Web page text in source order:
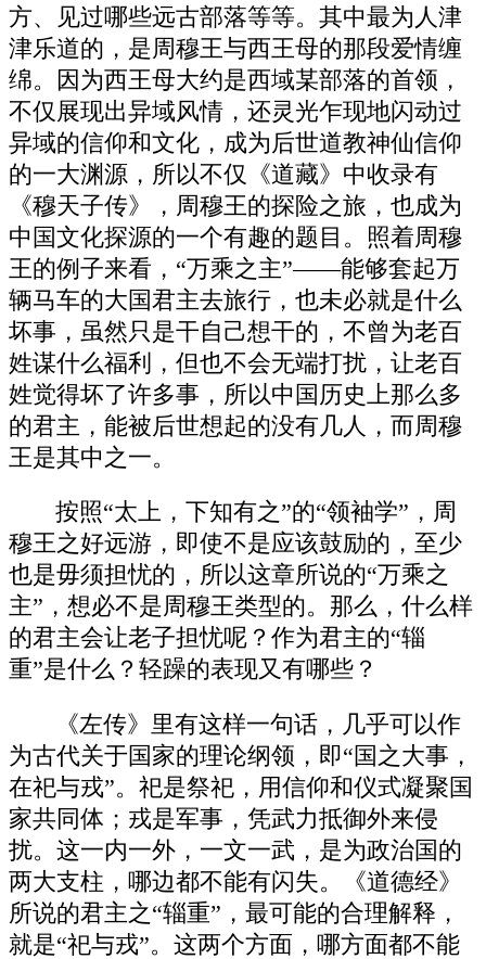
方、见过哪些远古部落等等。其中最为人津
津乐道的，是周穆王与西王母的那段爱情缠
绵。因为西王母大约是西域某部落的首领，
不仅展现出异域风情，还灵光乍现地闪动过
异域的信仰和文化，成为后世道教神仙信仰
的一大渊源，所以不仅《道藏》中收录有
《穆天子传》，周穆王的探险之旅，也成为
中国文化探源的一个有趣的题目。照着周穆
王的例子来看，“万乘之主”——能够套起万
辆马车的大国君主去旅行，也未必就是什么
坏事，虽然只是干自己想干的，不曾为老百
姓谋什么福利，但也不会无端打扰，让老百
姓觉得坏了许多事，所以中国历史上那么多
的君主，能被后世想起的没有几人，而周穆
王是其中之一。
按照“太上，下知有之”的“领袖学”，周
穆王之好远游，即使不是应该鼓励的，至少
也是毋须担忧的，所以这章所说的“万乘之
主”，想必不是周穆王类型的。那么，什么样
的君主会让老子担忧呢？作为君主的“辎
重”是什么？轻躁的表现又有哪些？
《左传》里有这样一句话，几乎可以作
为古代关于国家的理论纲领，即“国之大事，
在祀与戎”。祀是祭祀，用信仰和仪式凝聚国
家共同体；戎是军事，凭武力抵御外来侵
扰。这一内一外，一文一武，是为政治国的
两大支柱，哪边都不能有闪失。《道德经》
所说的君主之“辎重”，最可能的合理解释，
就是“祀与戎”。这两个方面，哪方面都不能